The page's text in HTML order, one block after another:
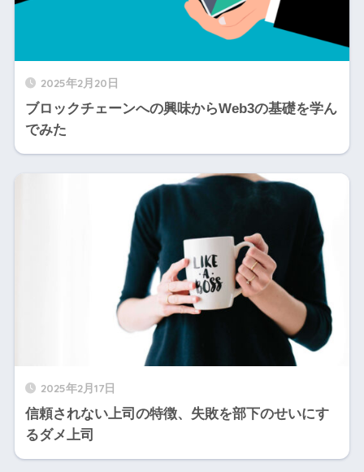
2025年2月20日
ブロックチェーンへの興味からWeb3の基礎を学ん
でみた
2025年2月17日
信頼されない上司の特徴、失敗を部下のせいにす
るダメ上司